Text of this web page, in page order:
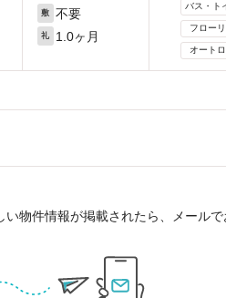
敷 不要
礼 1.0ヶ月
バス・ト
フロー
オート
物件情報が掲載されたら、メール